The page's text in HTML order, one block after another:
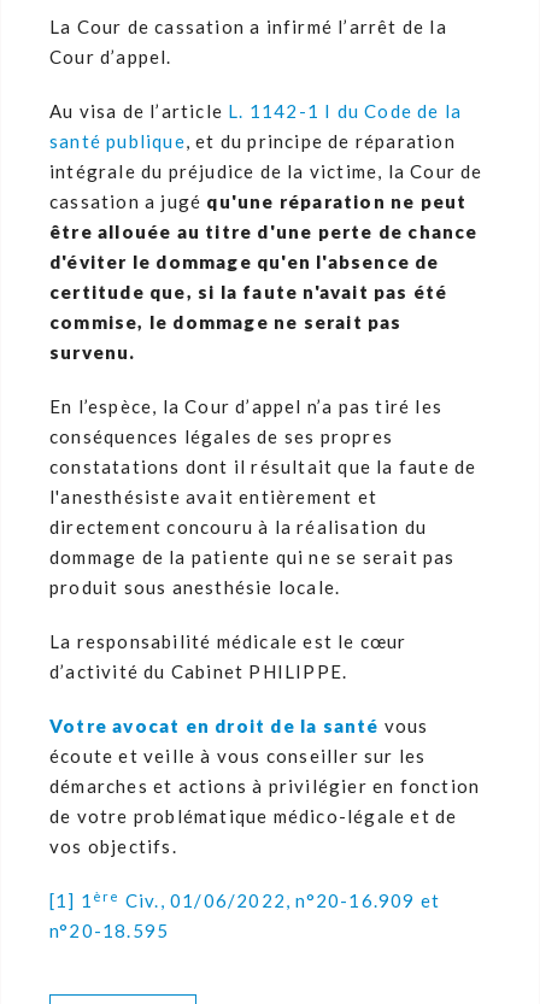
La Cour de cassation a infirmé l’arrêt de la
Cour d’appel.
Au visa de l’article L. 1142-1 I du Code de la
santé publique, et du principe de réparation
intégrale du préjudice de la victime, la Cour de
cassation a jugé qu'une réparation ne peut
être allouée au titre d'une perte de chance
d'éviter le dommage qu'en l'absence de
certitude que, si la faute n'avait pas été
commise, le dommage ne serait pas
survenu.
En l’espèce, la Cour d’appel n’a pas tiré les
conséquences légales de ses propres
constatations dont il résultait que la faute de
l'anesthésiste avait entièrement et
directement concouru à la réalisation du
dommage de la patiente qui ne se serait pas
produit sous anesthésie locale.
La responsabilité médicale est le cœur
d’activité du Cabinet PHILIPPE.
Votre avocat en droit de la santé vous
écoute et veille à vous conseiller sur les
démarches et actions à privilégier en fonction
de votre problématique médico-légale et de
vos objectifs.
[1] 1 ère Civ., 01/06/2022, n°20-16.909 et
n°20-18.595